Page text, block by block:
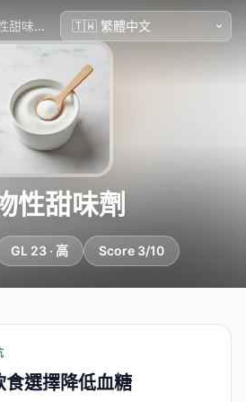
味劑
性甜味劑
GL 23 · 高 Score 3/10
選擇降低血糖